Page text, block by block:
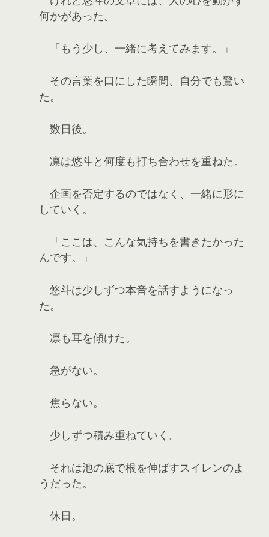
何かがあった。
「もう少し、一緒に考えてみます。」
その言葉を口にした瞬間、自分でも驚い
た。
数日後。
凛は悠斗と何度も打ち合わせを重ねた。
企画を否定するのではなく、一緒に形に
していく。
「ここは、こんな気持ちを書きたかった
んです。」
悠斗は少しずつ本音を話すようになっ
た。
凛も耳を傾けた。
急がない。
焦らない。
少しずつ積み重ねていく。
それは池の底で根を伸ばすスイレンのよ
うだった。
休日。